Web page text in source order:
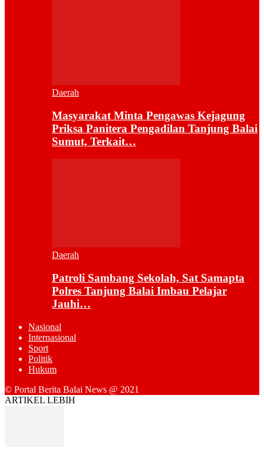
Daerah
Masyarakat Minta Pengawas Kejagung
Priksa Panitera Pengadilan Tanjung Balai
Sumut, Terkait…
Daerah
Patroli Sambang Sekolah, Sat Samapta
Polres Tanjung Balai Imbau Pelajar
Jauhi…
Nasional
Internasional
Sport
Politik
Hukum
© Portal Berita Balai News @ 2021
ARTIKEL LEBIH